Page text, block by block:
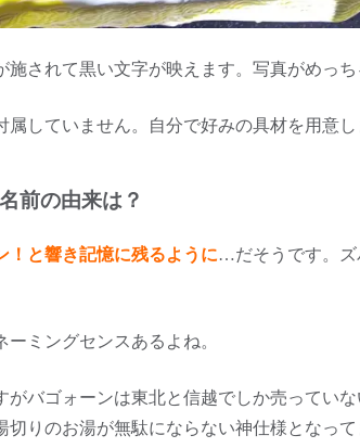
施されて黒い文字が映えます。写真がめっち
していません。自分で好みの具材を用意し
前の由来は？
！と響き記憶に残るように…だそうです。ズ
ミングセンスあるよね。
がバゴォーンは東北と信越でしか売って
切りのお湯が無駄にならない神仕様となっ